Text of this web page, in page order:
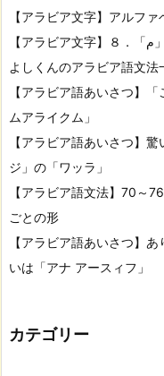
【アラビア文字】アルフ
よしくんのアラビア語文法
【アラビア語あいさつ】
ムアライクム」
【アラビア語あいさつ】
ジ」の「ワッラ」
【アラビア語文法】70～
ごとの形
【アラビア語あいさつ】
いは「アナ アースィフ」
カテゴリー